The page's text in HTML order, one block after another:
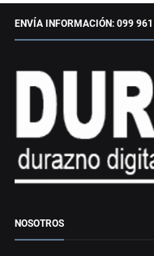
ENVÍA INFORMACIÓN: 099
NOSOTROS